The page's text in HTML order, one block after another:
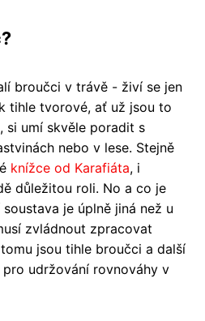
broučci v trávě - živí se jen
tihle tvorové, ať už jsou to
si umí skvěle poradit s
nebo v lese. Stejně
knížce od Karafiáta, i
důležitou roli. No a co je
je úplně jiná než u
zvládnout zpracovat
jsou tihle broučci a další
udržování rovnováhy v